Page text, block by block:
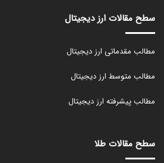
سطح مقالات ارز دیجیتال
مطالب مقدماتی ارز دیجیتال
مطالب متوسط ارز دیجیتال
مطالب پیشرفته ارز دیجیتال
سطح مقالات طلا